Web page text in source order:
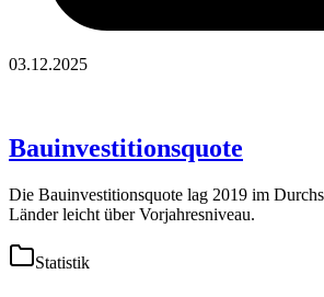
03.12.2025
Bauinvestitionsquote
Die Bauinvestitionsquote lag 2019 im
Länder leicht über Vorjahresniveau.
Statistik